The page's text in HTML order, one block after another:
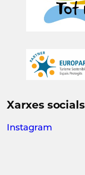
Xarxes socials
Instagram